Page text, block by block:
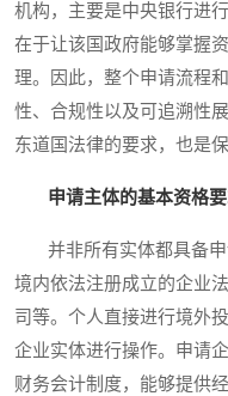
机构，主要是中央银行进
在于让该国政府能够掌握
理。因此，整个申请流程
性、合规性以及可追溯性
东道国法律的要求，也是
申请主体的基本资格
并非所有实体都具备申
境内依法注册成立的企业
司等。个人直接进行境外
企业实体进行操作。申请
财务会计制度，能够提供